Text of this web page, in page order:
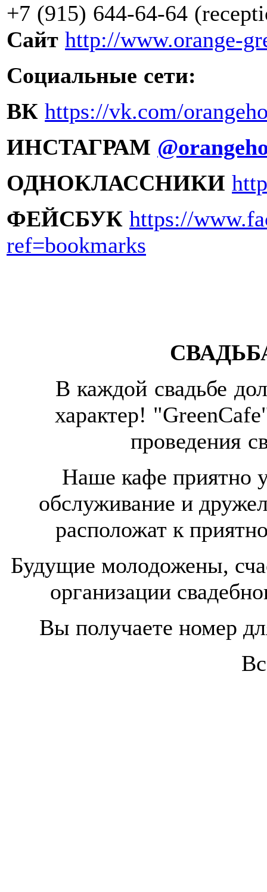
+7 (915) 644-64-64
Сайт http://www.orange-
Социальные сети:
ВКhttps://vk.com/
ИНСТАГРАМ @
ОДНОКЛАССНИКИ
ФЕЙСБУКhttps://
ref=bookmarks
В каждой свадьбе
характер!
проведения
Наше кафе приятно
обслуживание и
расположат к
Будущие молодожены,
организации
Вы получаете номер